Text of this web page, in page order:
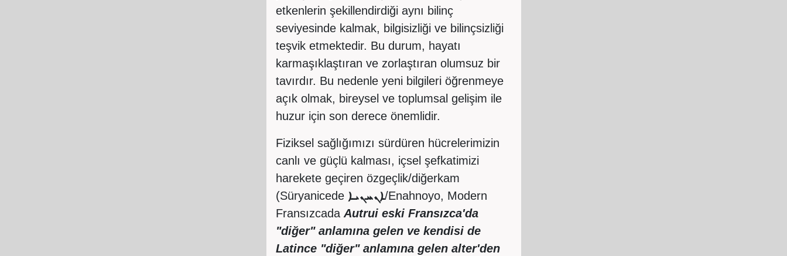
etkenlerin şekillendirdiği aynı bilinç
seviyesinde kalmak, bilgisizliği ve bilinçsizliği
teşvik etmektedir. Bu durum, hayatı
karmaşıklaştıran ve zorlaştıran olumsuz bir
tavırdır. Bu nedenle yeni bilgileri öğrenmeye
açık olmak, bireysel ve toplumsal gelişim ile
huzur için son derece önemlidir.
Fiziksel sağlığımızı sürdüren hücrelerimizin
canlı ve güçlü kalması, içsel şefkatimizi
harekete geçiren özgeçlik/diğerkam
(Süryanicede ܐܢܚܢܝܐ/Enahnoyo, Modern
Fransızcada Autrui eski Fransızca'da
"diğer" anlamına gelen ve kendisi de
Latince "diğer" anlamına gelen alter'den